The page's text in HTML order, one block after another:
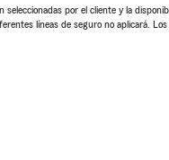
por el cliente y la
líneas de seguro no aplicará.